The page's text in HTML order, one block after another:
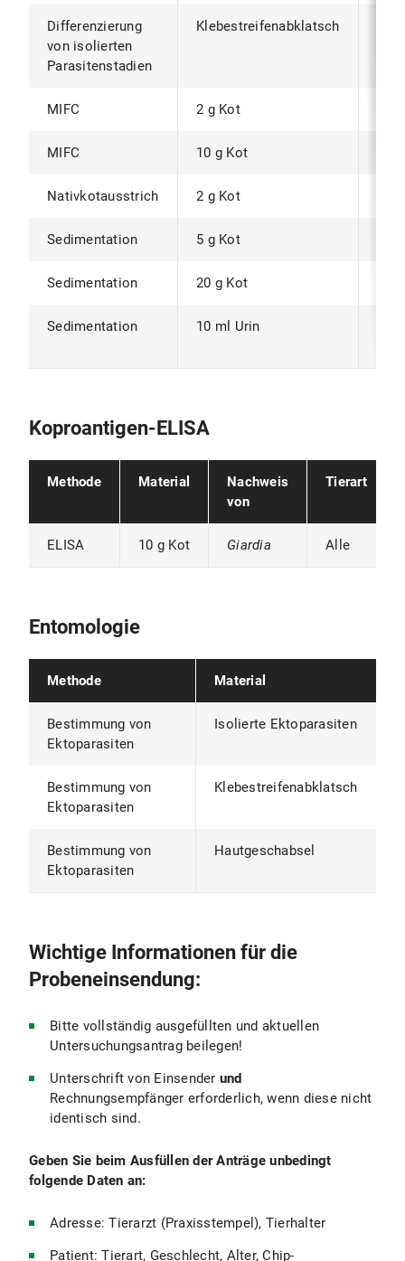
Differenzierung
von isolierten
Parasitenstadien
Klebestreifenabklatsch
MIFC 2 g Kot
MIFC 10 g Kot
Nativkotausstrich 2 g Kot
Sedimentation 5 g Kot
Sedimentation 20 g Kot
Sedimentation 10 ml Urin
Koproantigen-ELISA
Methode Material
Nachweis
von
Tierart
ELISA 10 g Kot Giardia Alle
Entomologie
Methode Material
Bestimmung von
Ektoparasiten
Isolierte Ektoparasiten
Bestimmung von
Ektoparasiten
Klebestreifenabklatsch
Bestimmung von
Ektoparasiten
Hautgeschabsel
Wichtige Informationen für die
Probeneinsendung:
Bitte vollständig ausgefüllten und aktuellen
Untersuchungsantrag beilegen!
Unterschrift von Einsender und
Rechnungsempfänger erforderlich, wenn diese nicht
identisch sind.
Geben Sie beim Ausfüllen der Anträge unbedingt
folgende Daten an:
Adresse: Tierarzt (Praxisstempel), Tierhalter
Patient: Tierart, Geschlecht, Alter, Chip-